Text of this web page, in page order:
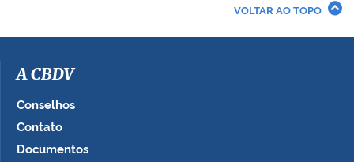
i
a
e
o
VOLTAR AO TOPO
A CBDV
Conselhos
Contato
Documentos